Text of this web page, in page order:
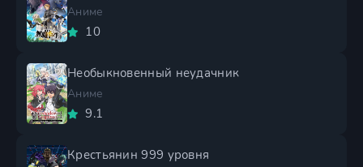
Аниме
10
Необыкновенный неудачник
Аниме
9.1
Крестьянин 999 уровня